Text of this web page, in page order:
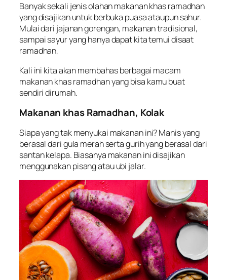
Banyak sekali jenis olahan makanan khas ramadhan
yang disajikan untuk berbuka puasa ataupun sahur.
Mulai dari jajanan gorengan, makanan tradisional,
sampai sayur yang hanya dapat kita temui disaat
ramadhan,
Kali ini kita akan membahas berbagai macam
makanan khas ramadhan yang bisa kamu buat
sendiri dirumah.
Makanan khas Ramadhan, Kolak
Siapa yang tak menyukai makanan ini? Manis yang
berasal dari gula merah serta gurih yang berasal dari
santan kelapa. Biasanya makanan ini disajikan
menggunakan pisang atau ubi jalar.